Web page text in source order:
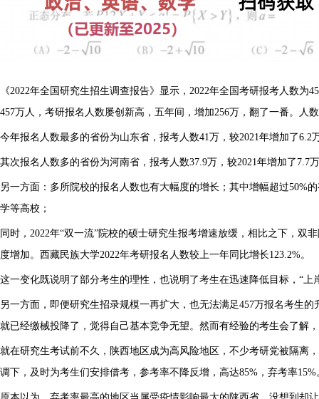
《2022年全国研究生招生调查报告》显示，2022年全国考研报考人数为
457万人，考研报名人数屡创新高，五年间，增加256万，翻了一番。人
今年报名人数最多的省份为山东省，报考人数41万，较2021年增加了6.2
其次报名人数多的省份为河南省，报考人数37.9万，较2021年增加了7.7
另一方面：多所院校的报名人数也有大幅度的增长；其中增幅超过50%
学等高校；
同时，2022年“双一流”院校的硕士研究生报考增速放缓，相比之下，双
度增加。西藏民族大学2022年考研报名人数较上一年同比增长123.2%。
这一变化既说明了部分考生的理性，也说明了考生在迅速降低目标，“上
另一方面，即便研究生招录规模一再扩大，也无法满足457万报名考生
就已经缴械投降了，觉得自己基本竞争无望。然而有经验的考生会了解
就在研究生考试前不久，陕西地区成为高风险地区，不少考研党被隔离
调下，及时为考生们安排借考，参考率不降反增，高达85%，弃考率15%